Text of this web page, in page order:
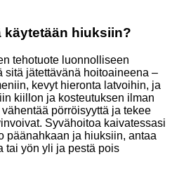
käytetään hiuksiin?
tehotuote luonnolliseen
sitä jätettävänä hoitoaineena –
kevyt hieronta latvoihin, ja
kiillon ja kosteutuksen ilman
pörröisyyttä ja tekee
Syvähoitoa kaivatessasi
päänahkaan ja hiuksiin, antaa
tai yön yli ja pestä pois